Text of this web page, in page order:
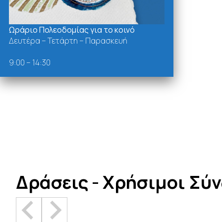
Δράσεις - Χρήσιμοι
Ωράριο Πολεοδομίας για το κοινό
Δευτέρα – Τετάρτη – Παρασκευή
9:00 – 14:30